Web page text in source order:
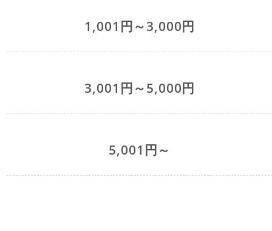
1,001円～3,000円
3,001円～5,000円
5,001円～